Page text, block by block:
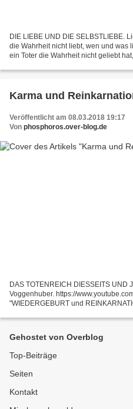
DIE LIEBE UND DIE SELBSTLIEBE.
die Wahrheit nicht liebt, wen und was
ein Toter die Wahrheit nicht geliebt
Karma und
Veröffentlicht am 08.03.2018 19:17
Von phosphoros.over-blog.de
DAS TOTENREICH DIESSEITS UND
Voggenhuber. https://
"WIEDERGEBURT und
Gehostet von Overblog
Top-Beiträge
Seiten
Kontakt